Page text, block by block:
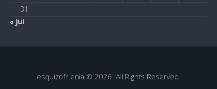
31
« Jul
esquizofr.enia © 2026. All Rights Reserved.